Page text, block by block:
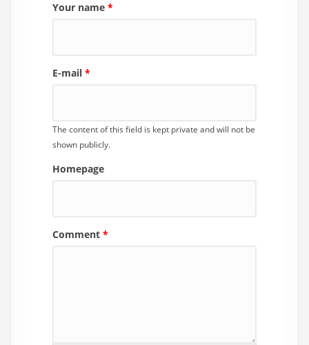
Your name *
E-mail *
The content of this field is kept private and will not be
shown publicly.
Homepage
Comment *